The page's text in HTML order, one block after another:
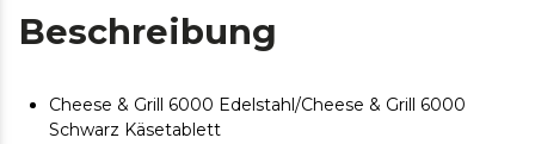
Beschreibung
Cheese & Grill 6000 Edelstahl/Cheese & Grill 6000
Schwarz Käsetablett